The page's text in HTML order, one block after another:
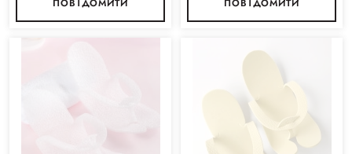
ПОВІДОМИТИ ПОВІДОМИТИ